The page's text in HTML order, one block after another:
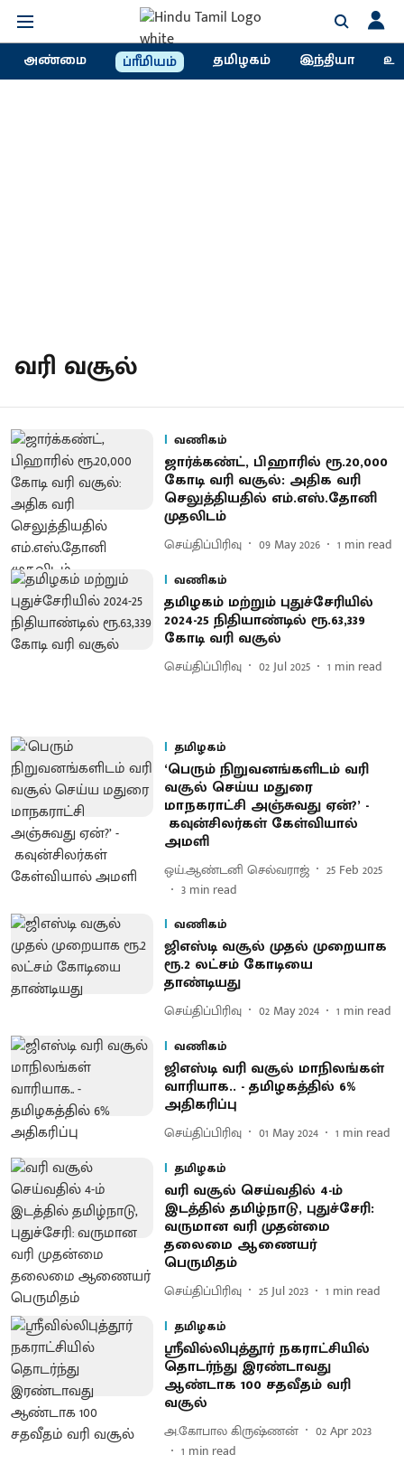
அண்மை ப்ரீமியம் தமிழகம் இந்தியா
வரி வசூல்
வணிகம்
ஜார்க்கண்ட், பிஹாரில் ரூ.20,000
கோடி வரி வசூல்: அதிக வரி
செலுத்தியதில் எம்.எஸ்.தோனி
முதலிடம்
செய்திப்பிரிவு 09 May 2026 1 min read
வணிகம்
தமிழகம் மற்றும் புதுச்சேரியில்
2024-25 நிதியாண்​டில் ரூ.63,339
கோடி வரி வசூல்
செய்திப்பிரிவு 02 Jul 2025 1 min read
தமிழகம்
‘பெரும் நிறுவனங்களிடம் வரி
வசூல் செய்ய மதுரை
மாநகராட்சி அஞ்சுவது ஏன்?’ -
கவுன்சிலர்கள் கேள்வியால்
அமளி
ஒய்.ஆண்டனி செல்வராஜ்
25 Feb 2025
3 min read
வணிகம்
ஜிஎஸ்டி வசூல் முதல் முறையாக
ரூ.2 லட்சம் கோடியை
தாண்டியது
செய்திப்பிரிவு 02 May 2024 1 min read
வணிகம்
ஜிஎஸ்டி வரி வசூல் மாநிலங்கள்
வாரியாக.. - தமிழகத்தில் 6%
அதிகரிப்பு
செய்திப்பிரிவு 01 May 2024 1 min read
தமிழகம்
வரி வசூல் செய்வதில் 4-ம்
இடத்தில் தமிழ்நாடு, புதுச்சேரி:
வருமான வரி முதன்மை
தலைமை ஆணையர்
பெருமிதம்
செய்திப்பிரிவு 25 Jul 2023 1 min read
தமிழகம்
ஸ்ரீவில்லிபுத்தூர் நகராட்சியில்
தொடர்ந்து இரண்டாவது
ஆண்டாக 100 சதவீதம் வரி
வசூல்
அ.கோபால கிருஷ்ணன்
02 Apr 2023
1 min read